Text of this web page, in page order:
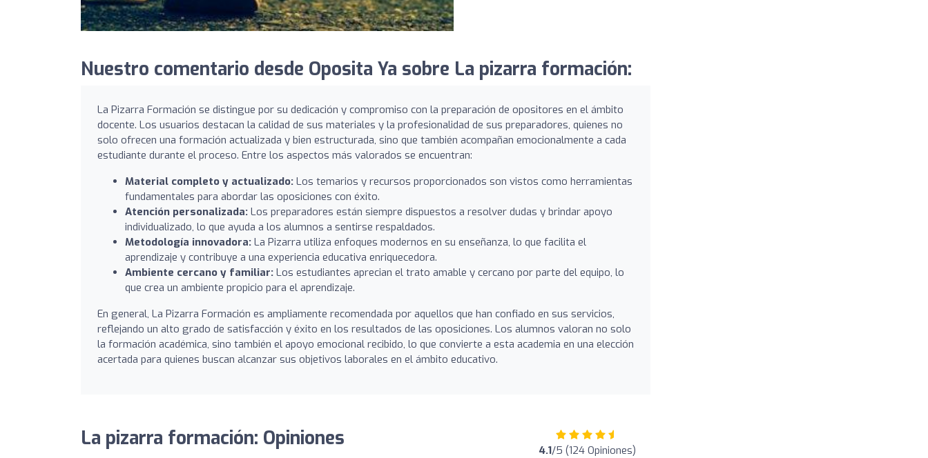
Nuestro comentario desde Oposita Ya sobre La pizarra formación:
La Pizarra Formación se distingue por su dedicación y compromiso con la preparación de opositores en el ámbito
docente. Los usuarios destacan la calidad de sus materiales y la profesionalidad de sus preparadores, quienes no
solo ofrecen una formación actualizada y bien estructurada, sino que también acompañan emocionalmente a cada
estudiante durante el proceso. Entre los aspectos más valorados se encuentran:
Material completo y actualizado: Los temarios y recursos proporcionados son vistos como herramientas
fundamentales para abordar las oposiciones con éxito.
Atención personalizada: Los preparadores están siempre dispuestos a resolver dudas y brindar apoyo
individualizado, lo que ayuda a los alumnos a sentirse respaldados.
Metodología innovadora: La Pizarra utiliza enfoques modernos en su enseñanza, lo que facilita el
aprendizaje y contribuye a una experiencia educativa enriquecedora.
Ambiente cercano y familiar: Los estudiantes aprecian el trato amable y cercano por parte del equipo, lo
que crea un ambiente propicio para el aprendizaje.
En general, La Pizarra Formación es ampliamente recomendada por aquellos que han confiado en sus servicios,
reflejando un alto grado de satisfacción y éxito en los resultados de las oposiciones. Los alumnos valoran no solo
la formación académica, sino también el apoyo emocional recibido, lo que convierte a esta academia en una elección
acertada para quienes buscan alcanzar sus objetivos laborales en el ámbito educativo.
La pizarra formación: Opiniones 4.1/5 (124 Opiniones)